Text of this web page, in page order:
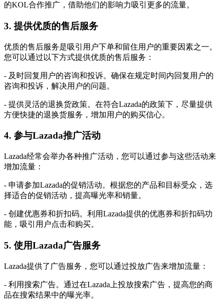
的KOL合作推广，借助他们的影响力吸引更多的流量。
3. 提供优质的售后服务
优质的售后服务是吸引用户下单和留住用户的重要因素之一。
您可以通过以下方式提供优质的售后服务：
- 及时回复用户的咨询和投诉。确保在规定时间内回复用户的
咨询和投诉，解决用户的问题。
- 提供灵活的退换货政策。在符合Lazada的政策下，尽量提供
方便快捷的退换货服务，增加用户的购买信心。
4. 参与Lazada推广活动
Lazada经常会举办各种推广活动，您可以通过参与这些活动来
增加流量：
- 申请参加Lazada的促销活动。根据您的产品和目标受众，选
择适合的促销活动，提高曝光率和销量。
- 创建优惠券和折扣码。利用Lazada提供的优惠券和折扣码功
能，吸引用户点击和购买。
5. 使用Lazada广告服务
Lazada提供了广告服务，您可以通过投放广告来增加流量：
- 利用搜索广告。通过在Lazada上投放搜索广告，提高您的商
品在搜索结果中的曝光率。